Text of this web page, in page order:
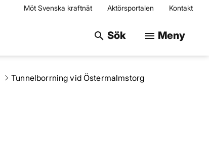
Möt Svenska kraftnät Aktörsportalen Kontakt
search Sök Sök på
menu Meny
Tunnelborrning vid Östermalmstorg